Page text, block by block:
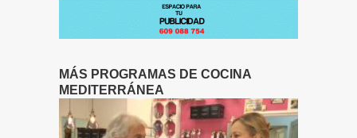
MÁS PROGRAMAS DE COCINA
MEDITERRÁNEA